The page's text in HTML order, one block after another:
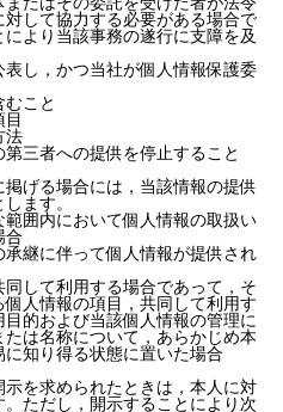
して協力する必要がある場合で
より当該事務の遂行に支障を及
し，かつ当社が個人情報保護委
こと
法
三者への提供を停止すること
げる場合には，当該情報の提供
ます。
囲内において個人情報の取扱い
合
継に伴って個人情報が提供され
して利用する場合であって，そ
人情報の項目，共同して利用す
的および当該個人情報の管理に
は名称について，あらかじめ本
知り得る状態に置いた場合
を求められたときは，本人に対
ただし，開示することにより次